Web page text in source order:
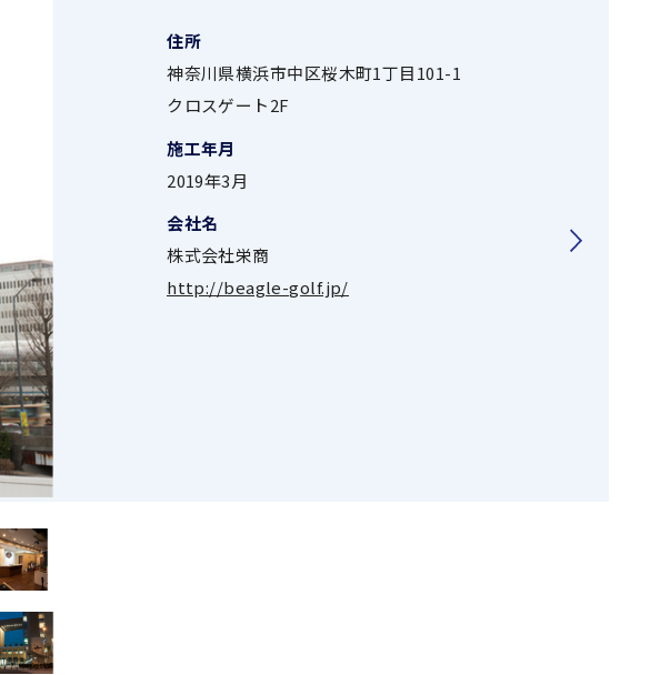
住所
神奈川県横浜市中区桜木町1丁目101-1
クロスゲート2F
施工年月
2019年3月
会社名
株式会社栄商
http://beagle-golf.jp/